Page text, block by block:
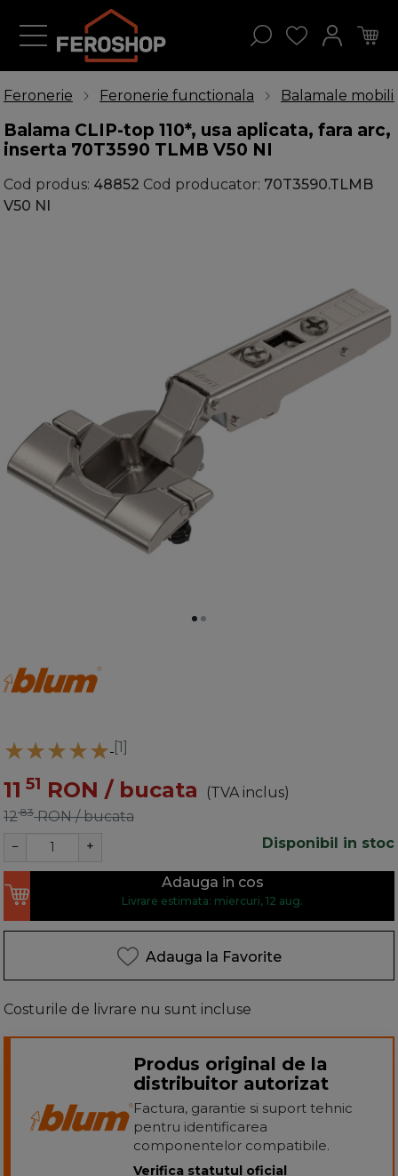
Feronerie Feronerie functionala Balamale
Balama CLIP-top 110*, usa aplicata, fara arc,
inserta 70T3590 TLMB V50 NI
Cod produs: 48852 Cod producator: 70T3590.TLMB
V50 NI
[1]
11 51 RON / bucata
(TVA inclus)
1283 RON / bucata
Disponibil in stoc
− +
Adauga in cos
Livrare estimata: miercuri, 12 aug.
Adauga la Favorite
Costurile de livrare nu sunt incluse
Produs original de la
distribuitor autorizat
Factura, garantie si suport tehnic
pentru identificarea
componentelor compatibile.
Verifica statutul oficial